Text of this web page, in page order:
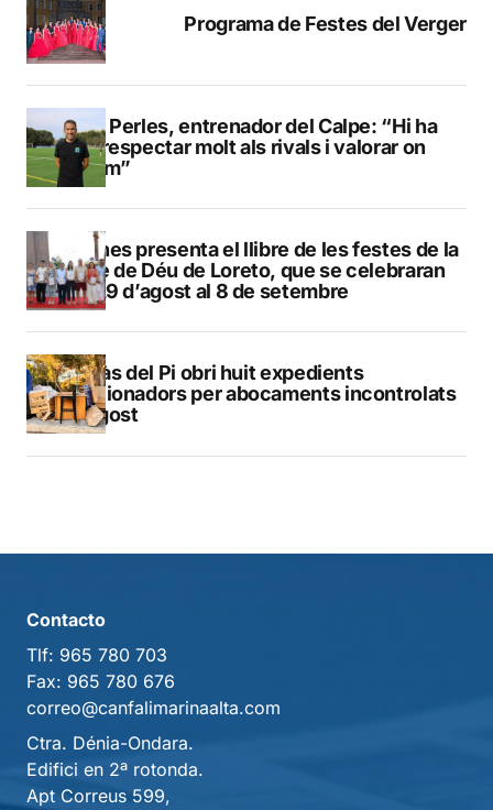
Programa de Festes del Verger
Pere Perles, entrenador del Calpe: “Hi ha
que respectar molt als rivals i valorar on
estem”
Duanes presenta el llibre de les festes de la
Mare de Déu de Loreto, que se celebraran
del 29 d’agost al 8 de setembre
L’Alfàs del Pi obri huit expedients
sancionadors per abocaments incontrolats
a l’agost
Contacto
Tlf: 965 780 703
Fax: 965 780 676
correo@canfalimarinaalta.com
Ctra. Dénia-Ondara.
Edifici en 2ª rotonda.
Apt Correus 599,